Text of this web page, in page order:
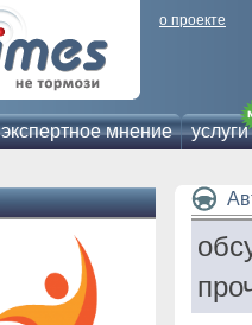
о проекте
экспертное мнение услуги